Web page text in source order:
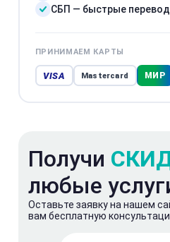
СБП — быстрые
ПРИНИМАЕМ КАРТЫ
VISA Mastercard МИР
Получи
любые
Оставьте заявку на нашем
вам бесплатную